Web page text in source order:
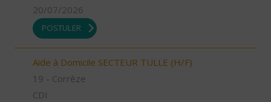
20/07/2026
POSTULER
Aide à Domicile SECTEUR TULLE (H/F)
19 - Corrèze
CDI